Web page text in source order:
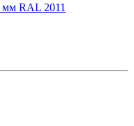
RAL 2011